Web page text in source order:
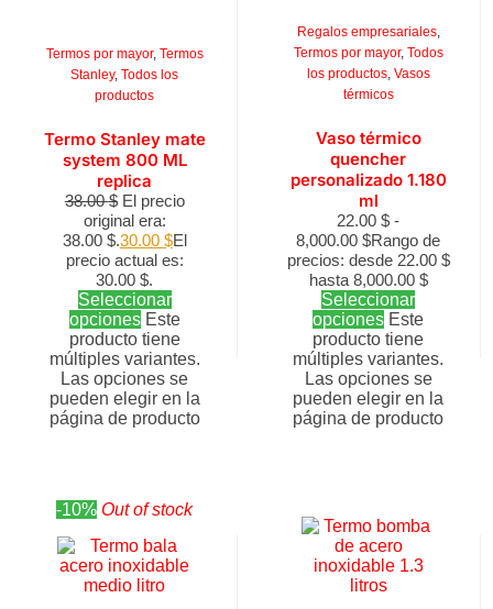
Termos por mayor, Termos
Stanley,Todos los
productos
Termo Stanley mate
system 800 ML
replica
38.00$ El precio
original era:
38.00 $.30.00 $El
precio actual es:
30.00 $.
Seleccionar
opciones Este
producto tiene
múltiples variantes.
Las opciones se
pueden elegir en la
página de producto
Regalos empresariales,
Termos por mayor, Todos
los productos, Vasos
térmicos
Vaso térmico
quencher
personalizado 1.180
ml
22.00$ -
8,000.00$Rango de
precios: desde 22.00 $
hasta 8,000.00 $
Seleccionar
opciones Este
producto tiene
múltiples variantes.
Las opciones se
pueden elegir en la
página de producto
-10% Out of stock